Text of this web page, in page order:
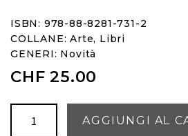
ISBN: 978-88-8281-731-2
COLLANE:Arte, Libri
GENERI: Novità
CHF 25.00
AGGIUNGI AL